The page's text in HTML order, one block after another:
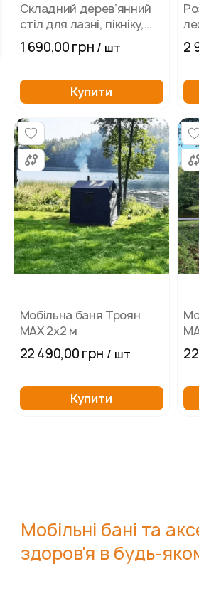
Складний дерев’янний
стіл для лазні, пікніку,
відпочинку
1 690,00 грн / шт
Купити
та
2
Мобільна баня Троян
MAX 2х2 м
22 490,00 грн / шт
Купити
Мобільні бані та
здоров'я в будь-